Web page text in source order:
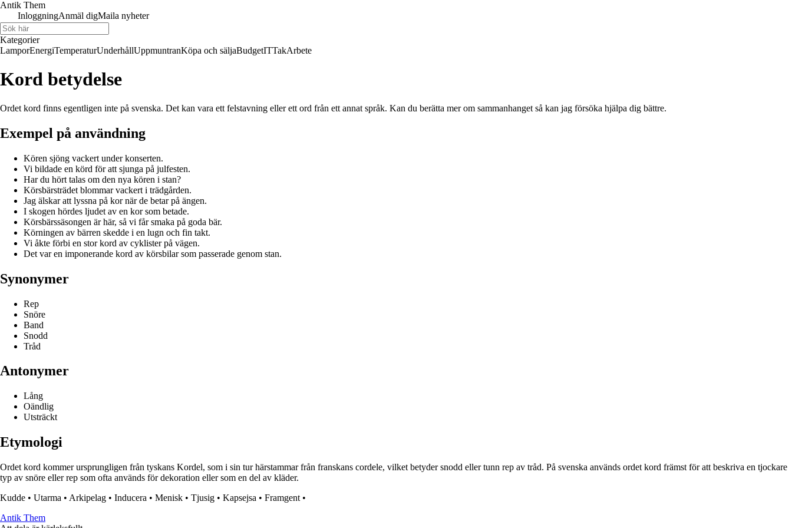
Antik Them
InloggningAnmäl digMaila nyheter
Kategorier
LamporEnergiTemperaturUnderhållUppmuntranKöpa och säljaBudgetITTakArbete
Kord betydelse
Ordet kord finns egentligen inte på svenska. Det kan vara ett felstavning eller ett ord från ett annat språk. Kan du berätta mer om sammanhanget så kan jag försöka hjälpa dig bättre.
Exempel på användning
Kören sjöng vackert under konserten.
Vi bildade en körd för att sjunga på julfesten.
Har du hört talas om den nya kören i stan?
Körsbärsträdet blommar vackert i trädgården.
Jag älskar att lyssna på kor när de betar på ängen.
I skogen hördes ljudet av en kor som betade.
Körsbärssäsongen är här, så vi får smaka på goda bär.
Körningen av bärren skedde i en lugn och fin takt.
Vi åkte förbi en stor kord av cyklister på vägen.
Det var en imponerande kord av körsbilar som passerade genom stan.
Synonymer
Rep
Snöre
Band
Snodd
Tråd
Antonymer
Lång
Oändlig
Utsträckt
Etymologi
Ordet kord kommer ursprungligen från tyskans Kordel, som i sin tur härstammar från franskans cordele, vilket betyder snodd eller tunn rep av tråd. På svenska används ordet kord främst för att beskriva en tjockare
typ av snöre eller rep som ofta används för dekoration eller som en del av kläder.
Kudde • Utarma • Arkipelag • Inducera • Menisk • Tjusig • Kapsejsa • Framgent •
Antik Them